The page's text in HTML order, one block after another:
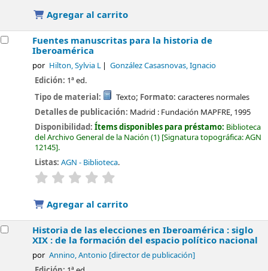
Agregar al carrito
Fuentes manuscritas para la historia de
Iberoamérica
por Hilton, Sylvia L González Casasnovas, Ignacio
Edición: 1ª ed.
Tipo de material:
Texto; Formato: caracteres normales
Detalles de publicación: Madrid : Fundación MAPFRE, 1995
Disponibilidad:Ítems disponibles para préstamo: Biblioteca
del Archivo General de la Nación (1) Signatura topográfica:AGN
12145 .
Listas: AGN - Biblioteca.
valoración
Agregar al carrito
Historia de las elecciones en Iberoamérica : siglo
XIX : de la formación del espacio político nacional
por Annino, Antonio[director de publicación]